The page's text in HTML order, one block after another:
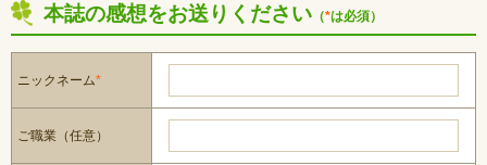
本誌の感想をお送りください （*は必須）
ニックネーム*
ご職業（任意）